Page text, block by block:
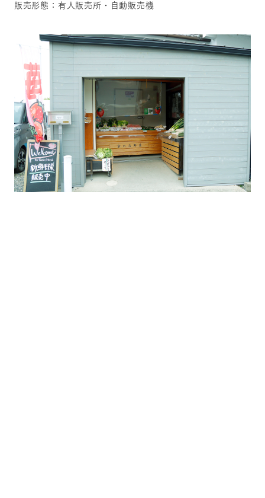
販売形態：有人販売所・自動販売機